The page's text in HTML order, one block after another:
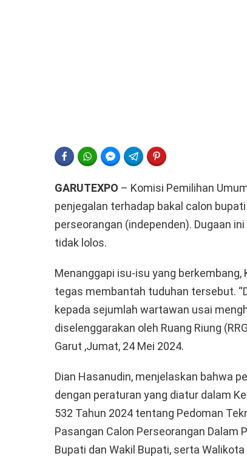
FACEBOOKWHATSAPPFACEBOOK MESSENGER
TELEGRAM
GARUTEXPO – Komisi Pemilihan
penjegalan terhadap bakal calon
perseorangan (independen). Dugaan
tidak lolos.
Menanggapi isu-isu yang berkembang,
tegas membantah tuduhan tersebut.
kepada sejumlah wartawan usai
diselenggarakan oleh Ruang Riung
Garut ,Jumat, 24 Mei 2024.
Dian Hasanudin, menjelaskan bahwa
dengan peraturan yang diatur dalam
532 Tahun 2024 tentang Pedoman
Pasangan Calon Perseorangan Dalam
Bupati dan Wakil Bupati, serta